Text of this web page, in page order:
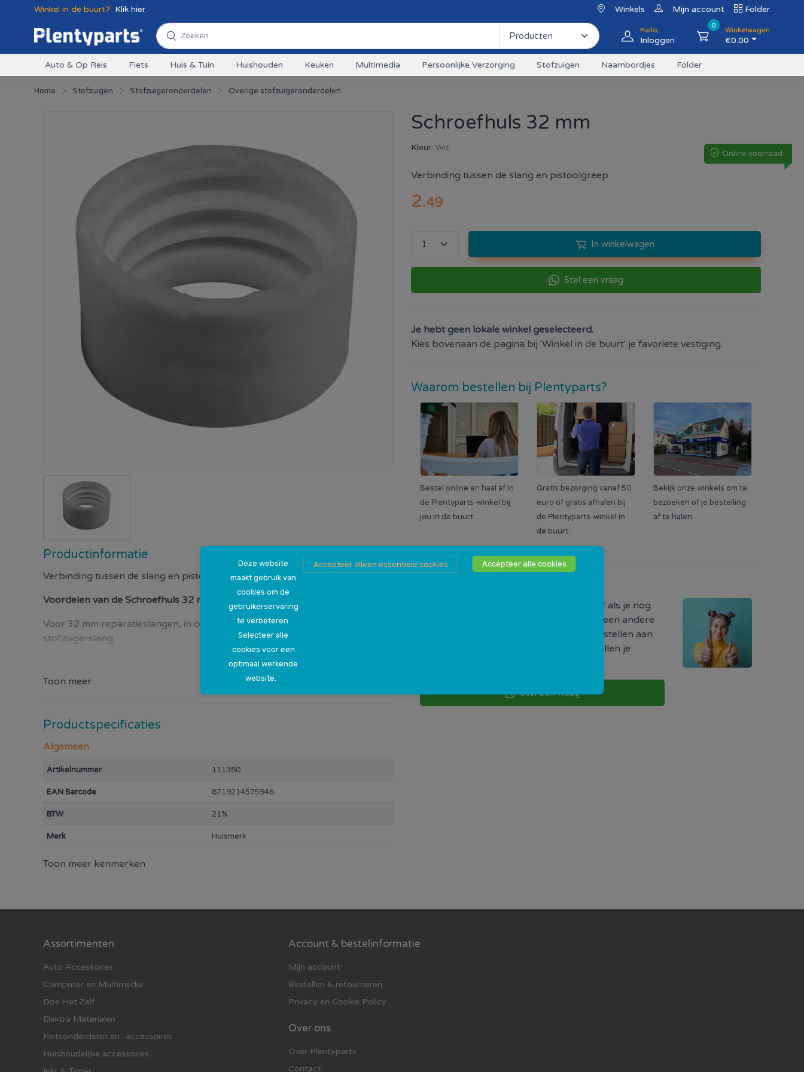
Deze website
maakt gebruik van
cookies om de
gebruikerservaring
te verbeteren.
Selecteer alle
cookies voor een
optimaal werkende
website.
Accepteer alleen essentiele cookies Accepteer alle cookies
Winkel in de buurt? Klik hier Winkels Mijn account Folder
Hallo,
Inloggen
0
Winkelwagen
€0.00
Auto & Op Reis Fiets Huis & Tuin Huishouden Keuken Multimedia Persoonlijke Verzorging Stofzuigen Naambordjes Folder
Home Stofzuigen Stofzuigeronderdelen Overige stofzuigeronderdelen
Schroefhuls 32 mm
Kleur: Wit
Online voorraad
Verbinding tussen de slang en pistoolgreep
2.49
In winkelwagen
Stel een vraag
Je hebt geen lokale winkel geselecteerd.
Kies bovenaan de pagina bij 'Winkel in de buurt' je favoriete vestiging.
Waarom bestellen bij Plentyparts?
Bestel online en haal af in
de Plentyparts-winkel bij
jou in de buurt.
Gratis bezorging vanaf 50
euro of gratis afhalen bij
de Plentyparts-winkel in
de buurt.
Bekijk onze winkels om te
bezoeken of je bestelling
af te halen.
Productinformatie
Verbinding tussen de slang en pistoolgreep
Voordelen van de Schroefhuls 32 mm
Voor 32 mm reparatieslangen, in combinatie metKlikring voor 32 mm
stofzuigerslang
Toon meer
Productspecificaties
Algemeen
Artikelnummer 111380
EAN Barcode 8719214575946
BTW 21%
Merk Huismerk
Toon meer kenmerken
Als je nog niet genoeg informatie hebt of als je nog
steeds niet zeker bent over iets, of als je een andere
vraag hebt, dan kun je jouw vraag direct stellen aan
een van onze winkels in jouw buurt. Zij zullen je
Stel een vraag
Assortimenten
Auto Accessoires
Computer en Multimedia
Doe Het Zelf
Elektra Materialen
Fietsonderdelen en -accessoires
Huishoudelijke accessoires
Account & bestelinformatie
Mijn account
Bestellen & retourneren
Privacy en Cookie Policy
Over ons
Over Plentyparts
Contact